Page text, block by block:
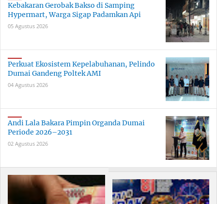
Kebakaran Gerobak Bakso di Samping
Hypermart, Warga Sigap Padamkan Api
05 Agustus 2026
Perkuat Ekosistem Kepelabuhanan, Pelindo
Dumai Gandeng Poltek AMI
04 Agustus 2026
Andi Lala Bakara Pimpin Organda Dumai
Periode 2026–2031
02 Agustus 2026